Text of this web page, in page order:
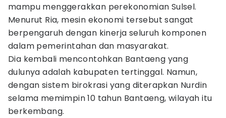
mampu menggerakkan perekonomian Sulsel.
Menurut Ria, mesin ekonomi tersebut sangat
berpengaruh dengan kinerja seluruh komponen
dalam pemerintahan dan masyarakat.
Dia kembali mencontohkan Bantaeng yang
dulunya adalah kabupaten tertinggal. Namun,
dengan sistem birokrasi yang diterapkan Nurdin
selama memimpin 10 tahun Bantaeng, wilayah itu
berkembang.